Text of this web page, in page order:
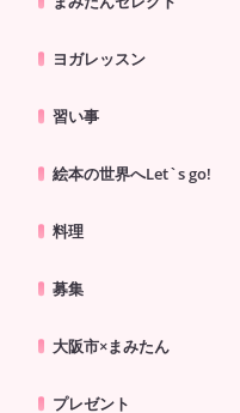
ヨガレッスン
習い事
絵本の世界へLet`s go!
料理
募集
大阪市×まみたん
プレゼント